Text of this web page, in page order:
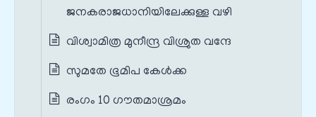
ജനകരാജധാനിയിലേക്കുള്ള വഴി
വിശ്വാമിത്ര മുനീന്ദ്ര വിശ്രുത വന്ദേ
സുമതേ ഭൂമിപ കേള്‍ക്ക
രംഗം 10 ഗൗതമാശ്രമം